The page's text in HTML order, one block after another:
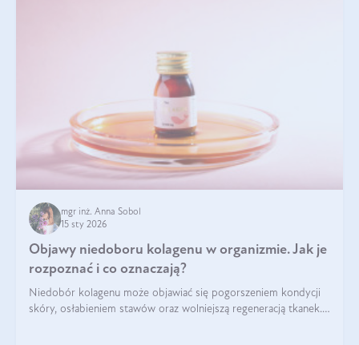
mgr inż. Anna Sobol
15 sty 2026
Objawy niedoboru kolagenu w organizmie. Jak je
rozpoznać i co oznaczają?
Niedobór kolagenu może objawiać się pogorszeniem kondycji
skóry, osłabieniem stawów oraz wolniejszą regeneracją tkanek.